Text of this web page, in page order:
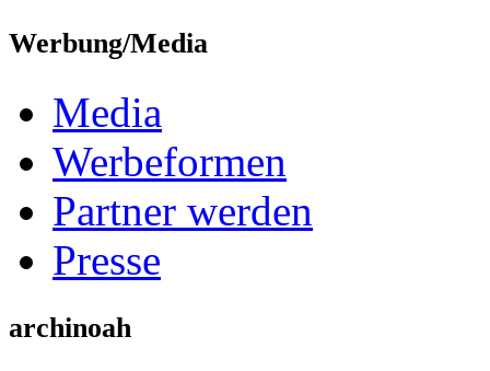
Werbung/Media
Media
Werbeformen
Partner werden
Presse
archinoah